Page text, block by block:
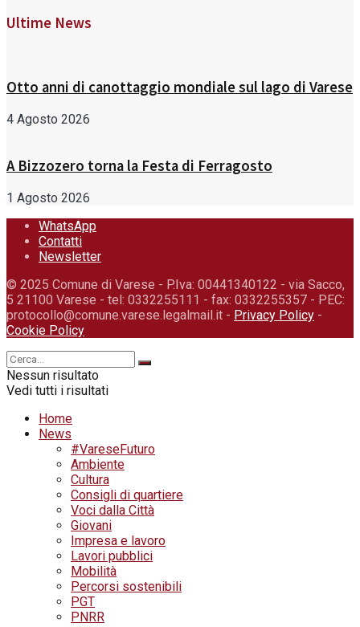
Ultime News
Otto anni di canottaggio mondiale sul lago di Varese
4 Agosto 2026
A Bizzozero torna la Festa di Ferragosto
1 Agosto 2026
WhatsApp
Contatti
Newsletter
© 2025 Comune di Varese - P.Iva: 00441340122 - via Sacco,
5 21100 Varese - tel: 0332255111 - fax: 0332255357 - PEC:
protocollo@comune.varese.legalmail.it - Privacy Policy -
Cookie Policy
Nessun risultato
Vedi tutti i risultati
Home
News
#VareseFuturo
Ambiente
Cultura
Consigli di quartiere
Voci dalla Città
Giovani
Impresa e lavoro
Lavori pubblici
Mobilità
Percorsi sostenibili
PGT
PNRR